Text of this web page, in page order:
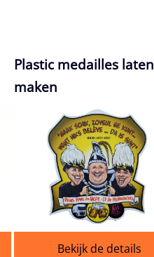
Plastic medailles laten
maken
Bekijk de details